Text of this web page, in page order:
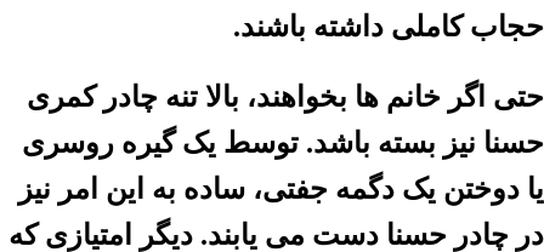
حجاب کاملی داشته باشند.
حتی اگر خانم ها بخواهند، بالا تنه چادر کمری
حسنا نیز بسته باشد. توسط یک گیره روسری
یا دوختن یک دگمه جفتی، ساده به این امر نیز
در چادر حسنا دست می یابند. دیگر امتیازی که